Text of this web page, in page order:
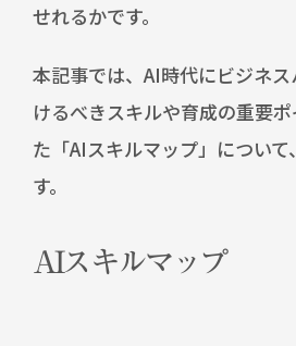
せれるかです。
本記事では、AI時代にビジネ
けるべきスキルや育成の重要
た「AIスキルマップ」につい
す。
AIスキルマップ